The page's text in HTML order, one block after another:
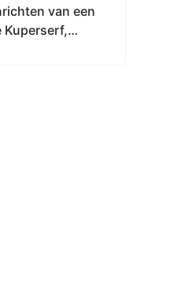
van een